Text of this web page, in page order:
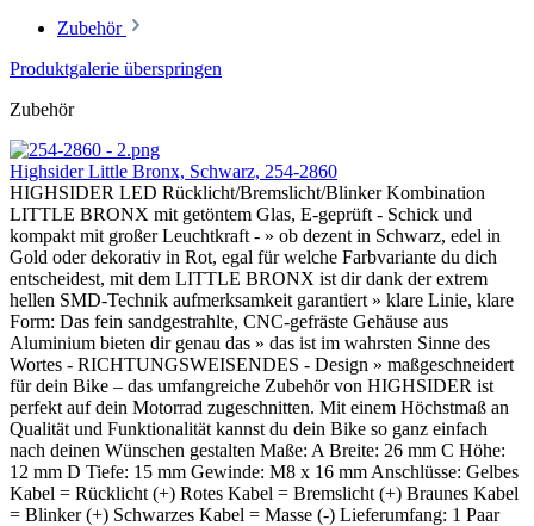
Zubehör
Produktgalerie überspringen
Zubehör
Highsider Little Bronx, Schwarz, 254-2860
HIGHSIDER LED Rücklicht/Bremslicht/Blinker Kombination
LITTLE BRONX mit getöntem Glas, E-geprüft - Schick und
kompakt mit großer Leuchtkraft - » ob dezent in Schwarz, edel in
Gold oder dekorativ in Rot, egal für welche Farbvariante du dich
entscheidest, mit dem LITTLE BRONX ist dir dank der extrem
hellen SMD-Technik aufmerksamkeit garantiert » klare Linie, klare
Form: Das fein sandgestrahlte, CNC-gefräste Gehäuse aus
Aluminium bieten dir genau das » das ist im wahrsten Sinne des
Wortes - RICHTUNGSWEISENDES - Design » maßgeschneidert
für dein Bike – das umfangreiche Zubehör von HIGHSIDER ist
perfekt auf dein Motorrad zugeschnitten. Mit einem Höchstmaß an
Qualität und Funktionalität kannst du dein Bike so ganz einfach
nach deinen Wünschen gestalten Maße: A Breite: 26 mm C Höhe:
12 mm D Tiefe: 15 mm Gewinde: M8 x 16 mm Anschlüsse: Gelbes
Kabel = Rücklicht (+) Rotes Kabel = Bremslicht (+) Braunes Kabel
= Blinker (+) Schwarzes Kabel = Masse (-) Lieferumfang: 1 Paar